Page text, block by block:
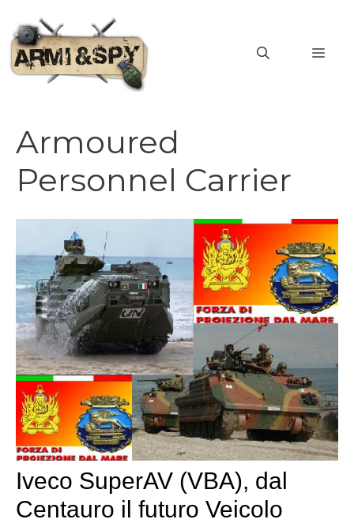
contenuto
Armoured
Personnel Carrier
Iveco SuperAV (VBA), dal
Centauro il futuro Veicolo